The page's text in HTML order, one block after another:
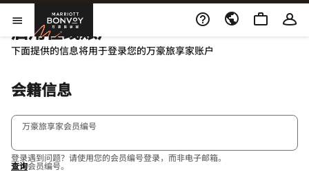
Skip to Content
打开菜单万豪旅享家
启用在线账户
下面提供的信息将用于登录您的万豪旅享家账户
会籍信息
万豪旅享家会员编号
登录遇到问题？请使用您的会员编号登录，而非电子邮箱。
查询会员编号。